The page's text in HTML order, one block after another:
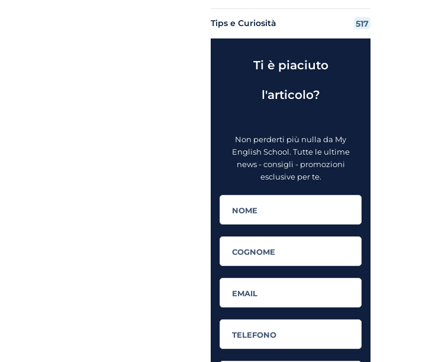
Tips e Curiosità 517
Ti è piaciuto
l'articolo?
Non perderti più nulla da My
English School. Tutte le ultime
news - consigli - promozioni
esclusive per te.